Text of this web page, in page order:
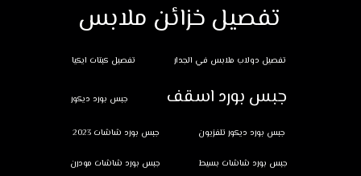
تفصيل خزائن ملابس
تفصيل دولاب ملابس في الجدار تفصيل كبتات ايكيا
جبس بورد اسقف جبس بورد ديكور
جبس بورد ديكور تلفزيون جبس بورد شاشات 2023
جبس بورد شاشات بسيط جبس بورد شاشات مودرن